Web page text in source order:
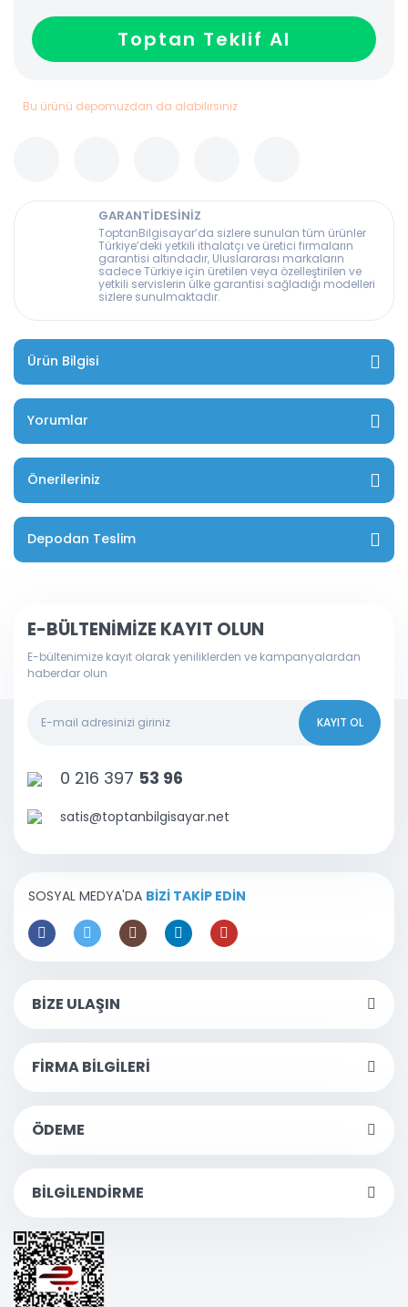
Toptan Teklif Al
Bu ürünü depomuzdan da alabilirsiniz
GARANTİDESİNİZ
ToptanBilgisayar’da sizlere sunulan tüm ürünler
Türkiye’deki yetkili ithalatçı ve üretici firmaların
garantisi altındadır, Uluslararası markaların
sadece Türkiye için üretilen veya özelleştirilen ve
yetkili servislerin ülke garantisi sağladığı modelleri
sizlere sunulmaktadır.
Ürün Bilgisi
Yorumlar
Önerileriniz
Depodan Teslim
E-BÜLTENİMİZE KAYIT OLUN
E-bültenimize kayıt olarak yeniliklerden ve kampanyalardan
haberdar olun
KAYIT OL
0 216 397 53 96
satis@toptanbilgisayar.net
SOSYAL MEDYA'DA BİZİ TAKİP EDİN
BİZE ULAŞIN
FİRMA BİLGİLERİ
ÖDEME
BİLGİLENDİRME